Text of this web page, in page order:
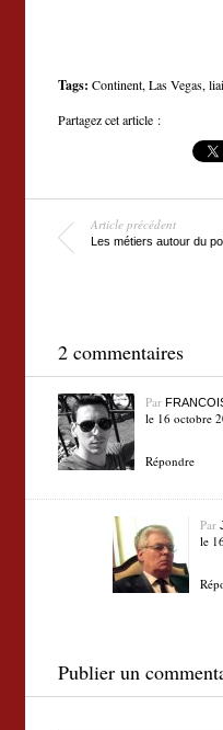
Tags: Continent, Las Vegas,
Partagez cet article :
Article précédent
Les métiers autour du
2 commentaires
Par
le 16 octobre
Répondre
Par
le
Publier un